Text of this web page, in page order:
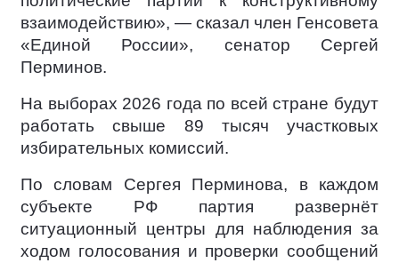
взаимодействию», — сказал член Генсовета
«Единой России», сенатор Сергей
Перминов.
На выборах 2026 года по всей стране будут
работать свыше 89 тысяч участковых
избирательных комиссий.
По словам Сергея Перминова, в каждом
субъекте РФ партия развернёт
ситуационный центры для наблюдения за
ходом голосования и проверки сообщений